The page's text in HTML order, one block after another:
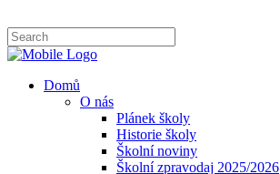
Domů
O nás
Plánek školy
Historie školy
Školní noviny
Školní zpravodaj 2025/2026